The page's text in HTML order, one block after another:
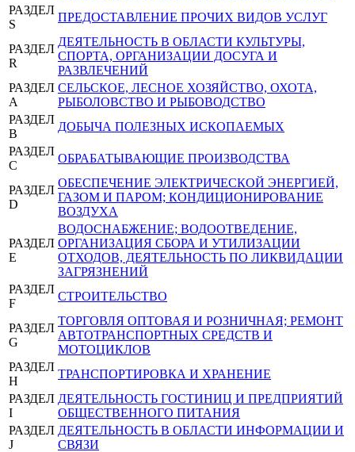
РАЗДЕЛ
S
ПРЕДОСТАВЛЕНИЕ ПРОЧИХ ВИДОВ УСЛУГ
РАЗДЕЛ
R
ДЕЯТЕЛЬНОСТЬ В ОБЛАСТИ КУЛЬТУРЫ,
СПОРТА, ОРГАНИЗАЦИИ ДОСУГА И
РАЗВЛЕЧЕНИЙ
РАЗДЕЛ
A
СЕЛЬСКОЕ, ЛЕСНОЕ ХОЗЯЙСТВО, ОХОТА,
РЫБОЛОВСТВО И РЫБОВОДСТВО
РАЗДЕЛ
B
ДОБЫЧА ПОЛЕЗНЫХ ИСКОПАЕМЫХ
РАЗДЕЛ
C
ОБРАБАТЫВАЮЩИЕ ПРОИЗВОДСТВА
РАЗДЕЛ
D
ОБЕСПЕЧЕНИЕ ЭЛЕКТРИЧЕСКОЙ ЭНЕРГИЕЙ,
ГАЗОМ И ПАРОМ; КОНДИЦИОНИРОВАНИЕ
ВОЗДУХА
РАЗДЕЛ
E
ВОДОСНАБЖЕНИЕ; ВОДООТВЕДЕНИЕ,
ОРГАНИЗАЦИЯ СБОРА И УТИЛИЗАЦИИ
ОТХОДОВ, ДЕЯТЕЛЬНОСТЬ ПО ЛИКВИДАЦИИ
ЗАГРЯЗНЕНИЙ
РАЗДЕЛ
F
СТРОИТЕЛЬСТВО
РАЗДЕЛ
G
ТОРГОВЛЯ ОПТОВАЯ И РОЗНИЧНАЯ; РЕМОНТ
АВТОТРАНСПОРТНЫХ СРЕДСТВ И
МОТОЦИКЛОВ
РАЗДЕЛ
H
ТРАНСПОРТИРОВКА И ХРАНЕНИЕ
РАЗДЕЛ
I
ДЕЯТЕЛЬНОСТЬ ГОСТИНИЦ И ПРЕДПРИЯТИЙ
ОБЩЕСТВЕННОГО ПИТАНИЯ
РАЗДЕЛ
J
ДЕЯТЕЛЬНОСТЬ В ОБЛАСТИ ИНФОРМАЦИИ И
СВЯЗИ